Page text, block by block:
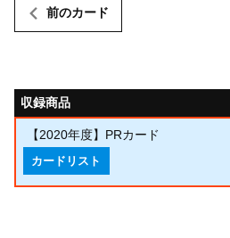
前のカード
収録商品
【2020年度】PRカード
カードリスト